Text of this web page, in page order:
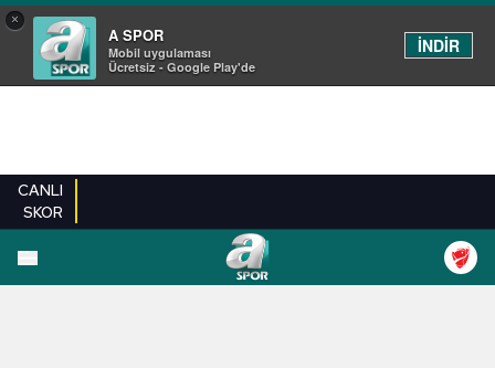
×
A SPOR
Mobil uygulaması
Ücretsiz - Google Play'de
İNDİR
CANLI
SKOR